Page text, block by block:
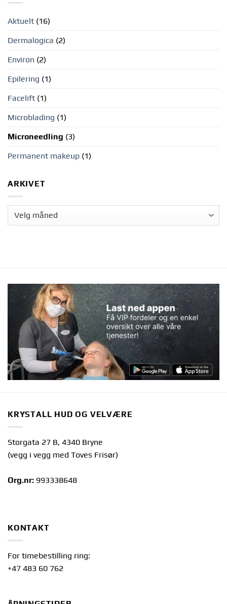
Aktuelt (16)
Dermalogica (2)
Environ (2)
Epilering (1)
Facelift (1)
Microblading (1)
Microneedling (3)
Permanent makeup (1)
ARKIVET
KRYSTALL HUD OG VELVÆRE
Storgata 27 B, 4340 Bryne
(vegg i vegg med Toves Frisør)
Org.nr: 993338648
KONTAKT
For timebestilling ring:
+47 483 60 762